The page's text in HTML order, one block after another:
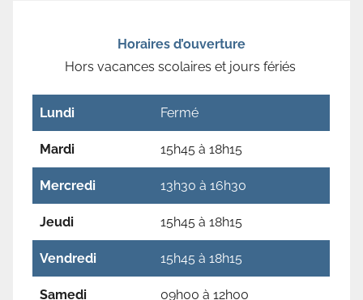
Horaires d’ouverture
Hors vacances scolaires et jours fériés
Lundi Fermé
Mardi 15h45 à 18h15
Mercredi 13h30 à 16h30
Jeudi 15h45 à 18h15
Vendredi 15h45 à 18h15
Samedi 09h00 à 12h00